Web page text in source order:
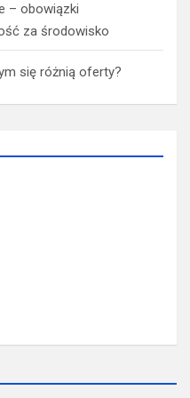
– obowiązki
za środowisko
się różnią oferty?